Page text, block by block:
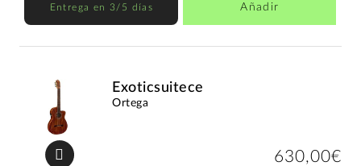
Entrega en 3/5 días Añadir
Exoticsuitece
Ortega
630,00€